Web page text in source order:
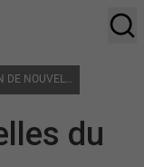
BULLETIN DE NOUVELLES DU 10 AOÛT 2022
du